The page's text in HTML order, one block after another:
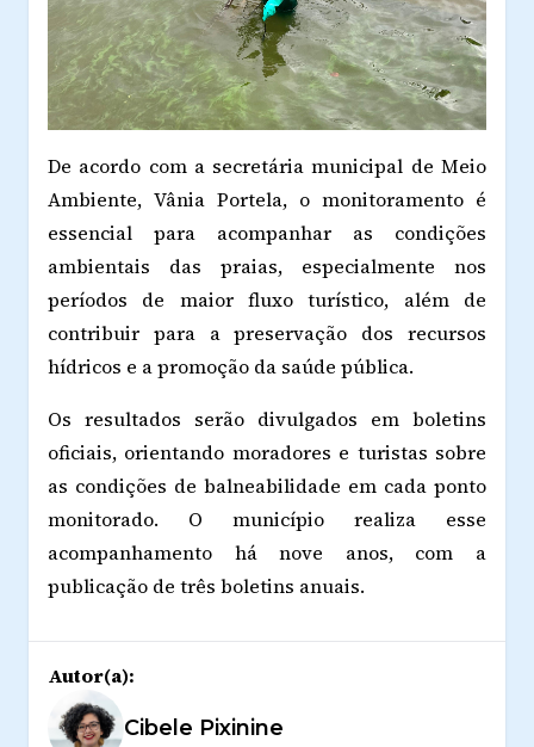
De acordo com a secretária municipal de Meio
Ambiente, Vânia Portela, o monitoramento é
essencial para acompanhar as condições
ambientais das praias, especialmente nos
períodos de maior fluxo turístico, além de
contribuir para a preservação dos recursos
hídricos e a promoção da saúde pública.
Os resultados serão divulgados em boletins
oficiais, orientando moradores e turistas sobre
as condições de balneabilidade em cada ponto
monitorado. O município realiza esse
acompanhamento há nove anos, com a
publicação de três boletins anuais.
Autor(a):
Cibele Pixinine